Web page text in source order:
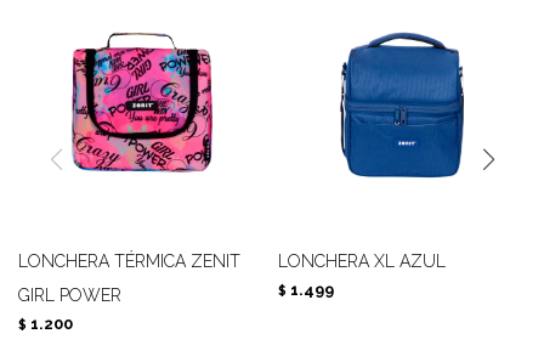
LONCHERA TÉRMICA ZENIT
GIRL POWER
$ 1.200
LONCHERA XL AZUL
$ 1.499